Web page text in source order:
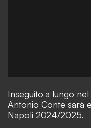
Inseguito a lungo
Antonio Conte sarà
Napoli 2024/2025.